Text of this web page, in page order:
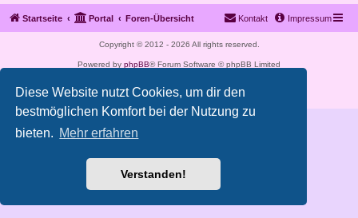
Diese Website nutzt Cookies, um dir den
bestmöglichen Komfort bei der Nutzung zu
bieten. Mehr erfahren
Verstanden!
Startseite Portal Foren-Übersicht Impressum
Kontakt
Copyright © 2012 - 2026 All rights reserved.
Powered by phpBB® Forum Software © phpBB Limited
Datenschutz| Nutzungsbedingungen